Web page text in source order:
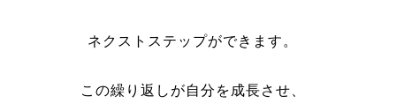
ネクストステップができます。
この繰り返しが自分を成長させ、